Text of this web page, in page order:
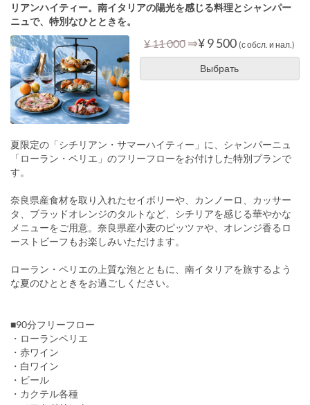
リアンハイティー。南イタリアの陽光を感じる料理とシャンパー
ニュで、特別なひとときを。
¥ 11 000 ⇒¥ 9 500 (с обсл. и нал.)
Выбрать
夏限定の「シチリアン・サマーハイティー」に、シャンパーニュ
「ローラン・ペリエ」のフリーフローをお付けした特別プランで
す。
奈良県産食材を取り入れたセイボリーや、カンノーロ、カッサー
タ、ブラッドオレンジのタルトなど、シチリアを感じる華やかな
メニューをご用意。奈良県産小麦のピッツァや、オレンジ香るロ
ーストビーフもお楽しみいただけます。
ローラン・ペリエの上質な泡とともに、南イタリアを旅するよう
な夏のひとときをお過ごしください。
■90分フリーフロー
・ローランペリエ
・赤ワイン
・白ワイン
・ビール
・カクテル各種